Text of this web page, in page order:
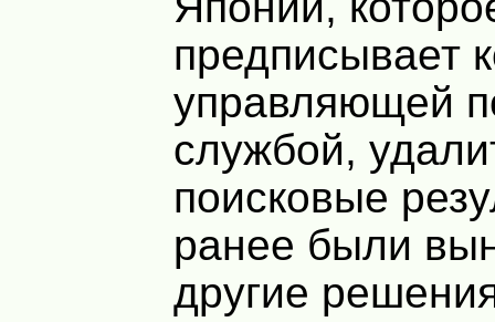
предписывает
управляющей
службой,
поисковые
ранее были
другие